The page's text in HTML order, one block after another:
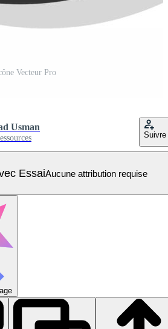
Vecteur Pro
Usman
Suivre
EssaiAucune attribution requise